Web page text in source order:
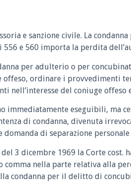
e sanzione civile. La
e 560 importa la perdita
per adulterio o per
offeso, ordinare i provvedimenti
nell’interesse del coniuge offeso
immediatamente eseguibili, ma
di condanna, divenuta
di separazione personale
del 3 dicembre 1969 la Corte cost.
nella parte relativa alla
condanna per il delitto di